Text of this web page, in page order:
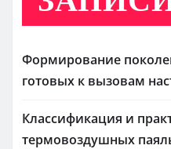
Формирование
готовых к вызовам
Классификация и
термовоздушных